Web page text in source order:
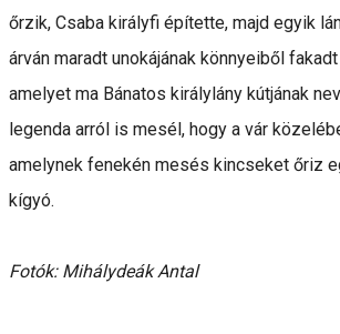
őrzik, Csaba királyfi építette, majd egyik
árván maradt unokájának könnyeiből
amelyet ma Bánatos királylány kútjának
legenda arról is mesél, hogy a vár
amelynek fenekén mesés kincseket őriz
kígyó.
Fotók: Mihálydeák Antal